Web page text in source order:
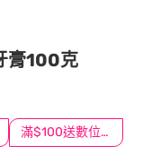
膏100克
滿$100送數位印花